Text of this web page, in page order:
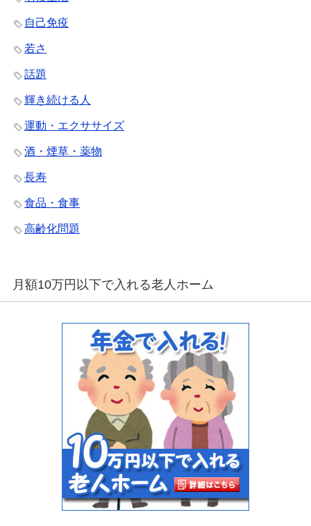
自己免疫
若さ
話題
輝き続ける人
運動・エクササイズ
酒・煙草・薬物
長寿
食品・食事
高齢化問題
月額10万円以下で入れる老人ホーム